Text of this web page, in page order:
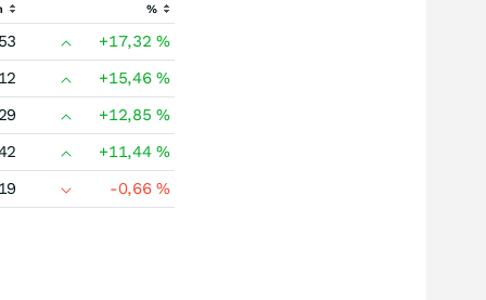
%
+17,32%
+15,46%
+12,85%
+11,44%
-0,66%